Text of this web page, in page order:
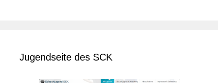
Jugendseite des SCK